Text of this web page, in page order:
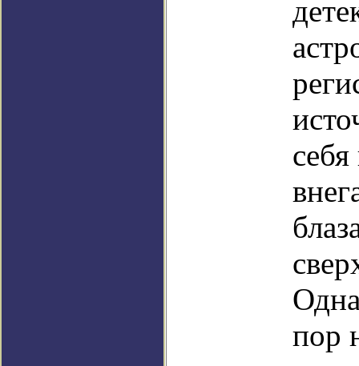
пор